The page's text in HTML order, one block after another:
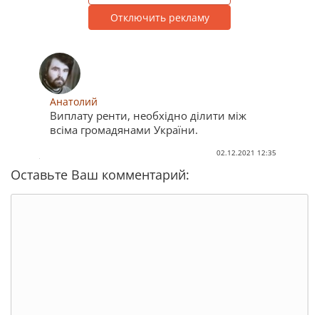
Отключить рекламу
Анатолий
Виплату ренти, необхідно ділити між
всіма громадянами України.
02.12.2021 12:35
Оставьте Ваш комментарий: